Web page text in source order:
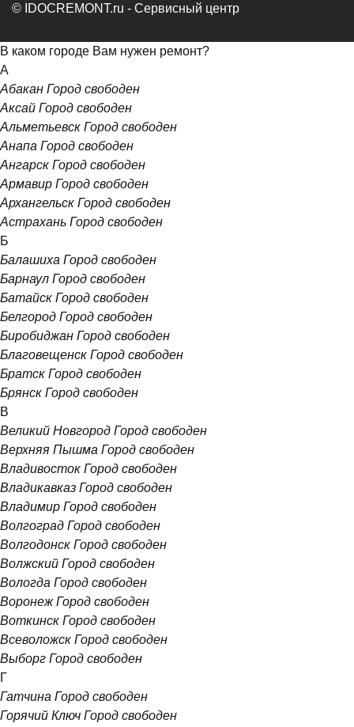
© IDOCREMONT.ru - Сервисный центр
В каком городе Вам нужен ремонт?
А
Абакан Город свободен
Аксай Город свободен
Альметьевск Город свободен
Анапа Город свободен
Ангарск Город свободен
Армавир Город свободен
Архангельск Город свободен
Астрахань Город свободен
Б
Балашиха Город свободен
Барнаул Город свободен
Батайск Город свободен
Белгород Город свободен
Биробиджан Город свободен
Благовещенск Город свободен
Братск Город свободен
Брянск Город свободен
В
Великий Новгород Город свободен
Верхняя Пышма Город свободен
Владивосток Город свободен
Владикавказ Город свободен
Владимир Город свободен
Волгоград Город свободен
Волгодонск Город свободен
Волжский Город свободен
Вологда Город свободен
Воронеж Город свободен
Воткинск Город свободен
Всеволожск Город свободен
Выборг Город свободен
Г
Гатчина Город свободен
Горячий Ключ Город свободен